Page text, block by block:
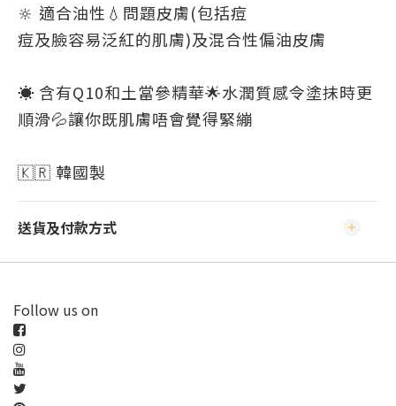
🔆 適合油性💧問題皮膚(包括痘
痘及臉容易泛紅的肌膚)及混合性偏油皮膚
☀️ 含有Q10和土當參精華🌟水潤質感令塗抹時更
順滑💦讓你既肌膚唔會覺得緊繃
🇰🇷 韓國製
送貨及付款方式
Follow us on